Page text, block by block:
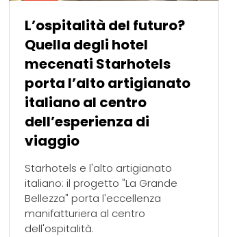
L’ospitalità del futuro?
Quella degli hotel
mecenati Starhotels
porta l’alto artigianato
italiano al centro
dell’esperienza di
viaggio
Starhotels e l'alto artigianato
italiano: il progetto "La Grande
Bellezza" porta l'eccellenza
manifatturiera al centro
dell'ospitalità.